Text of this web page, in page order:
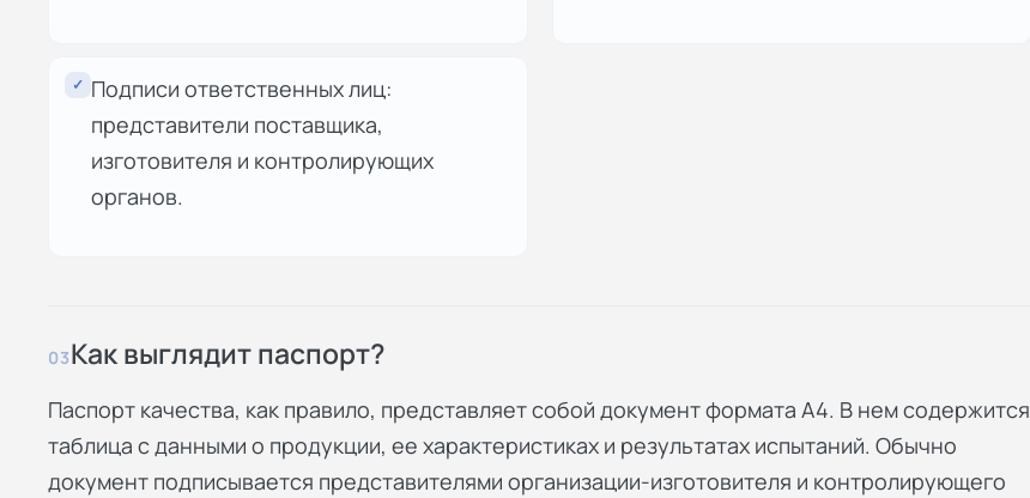
✓ Подписи ответственных лиц:
представители поставщика,
изготовителя и контролирующих
органов.
03Как выглядит паспорт?
Паспорт качества, как правило, представляет собой документ формата А4. В нем содержится
таблица с данными о продукции, ее характеристиках и результатах испытаний. Обычно
документ подписывается представителями организации-изготовителя и контролирующего